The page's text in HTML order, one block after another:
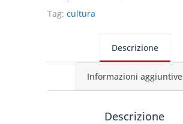
Tag: cultura
Descrizione
Informazioni aggiuntive
Descrizione